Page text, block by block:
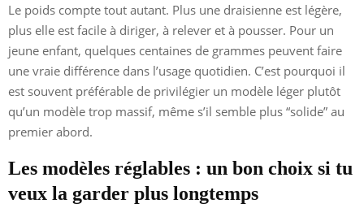
Le poids compte tout autant. Plus une draisienne est légère,
plus elle est facile à diriger, à relever et à pousser. Pour un
jeune enfant, quelques centaines de grammes peuvent faire
une vraie différence dans l’usage quotidien. C’est pourquoi il
est souvent préférable de privilégier un modèle léger plutôt
qu’un modèle trop massif, même s’il semble plus “solide” au
premier abord.
Les modèles réglables : un bon choix si tu
veux la garder plus longtemps